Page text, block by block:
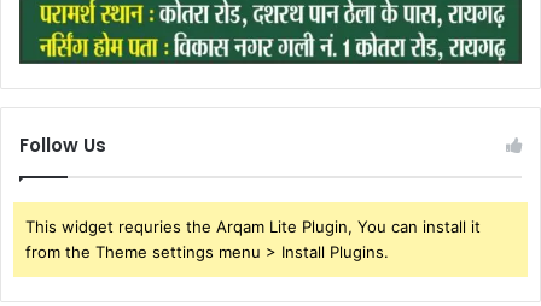
Follow Us
This widget requries the Arqam Lite Plugin, You can install it
from the Theme settings menu > Install Plugins.